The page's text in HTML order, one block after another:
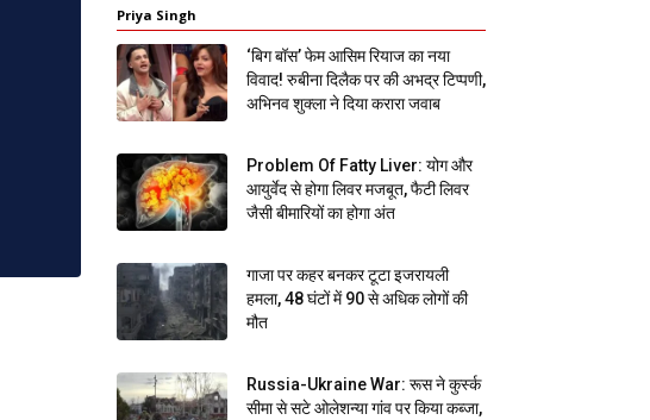
Priya Singh
‘बिग बॉस’ फेम आसिम रियाज का नया
विवाद! रुबीना दिलैक पर की अभद्र टिप्पणी,
अभिनव शुक्ला ने दिया करारा जवाब
Problem Of Fatty Liver: योग और
आयुर्वेद से होगा लिवर मजबूत, फैटी लिवर
जैसी बीमारियों का होगा अंत
गाजा पर कहर बनकर टूटा इजरायली
हमला, 48 घंटों में 90 से अधिक लोगों की
मौत
Russia-Ukraine War: रूस ने कुर्स्क
सीमा से सटे ओलेशन्या गांव पर किया कब्जा,